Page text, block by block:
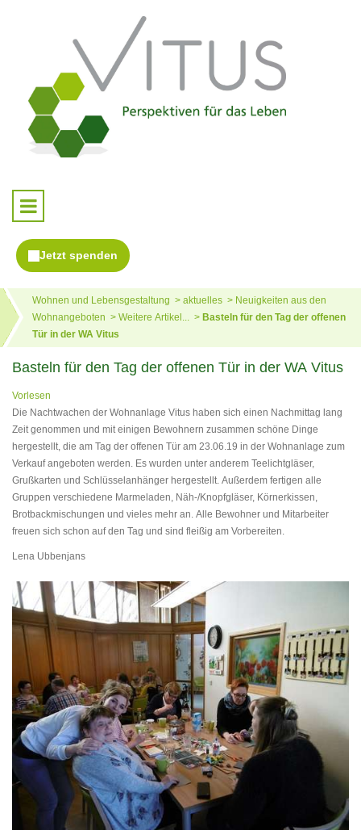
Wohnen und Lebensgestaltung aktuelles
Neuigkeiten aus den
Wohnangeboten
Weitere Artikel...
Basteln für den Tag der offenen
Tür in der WA Vitus
Basteln für den Tag der offenen Tür in der WA Vitus
Vorlesen
Die Nachtwachen der Wohnanlage Vitus haben sich einen Nachmittag lang
Zeit genommen und mit einigen Bewohnern zusammen schöne Dinge
hergestellt, die am Tag der offenen Tür am 23.06.19 in der Wohnanlage zum
Verkauf angeboten werden. Es wurden unter anderem Teelichtgläser,
Grußkarten und Schlüsselanhänger hergestellt. Außerdem fertigen alle
Gruppen verschiedene Marmeladen, Näh-/Knopfgläser, Körnerkissen,
Brotbackmischungen und vieles mehr an. Alle Bewohner und Mitarbeiter
freuen sich schon auf den Tag und sind fleißig am Vorbereiten.
Lena Ubbenjans